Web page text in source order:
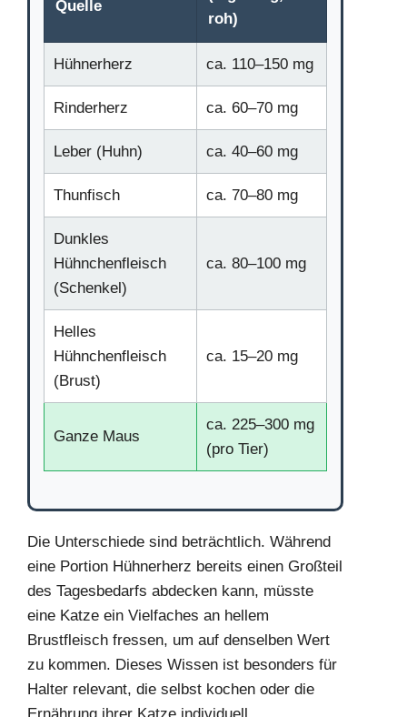
Quelle
roh)
Hühnerherz ca. 110–150 mg
Rinderherz ca. 60–70 mg
Leber (Huhn) ca. 40–60 mg
Thunfisch ca. 70–80 mg
Dunkles
Hühnchenfleisch
(Schenkel)
ca. 80–100 mg
Helles
Hühnchenfleisch
(Brust)
ca. 15–20 mg
Ganze Maus
ca. 225–300 mg
(pro Tier)
Die Unterschiede sind beträchtlich. Während
eine Portion Hühnerherz bereits einen Großteil
des Tagesbedarfs abdecken kann, müsste
eine Katze ein Vielfaches an hellem
Brustfleisch fressen, um auf denselben Wert
zu kommen. Dieses Wissen ist besonders für
Halter relevant, die selbst kochen oder die
Ernährung ihrer Katze individuell